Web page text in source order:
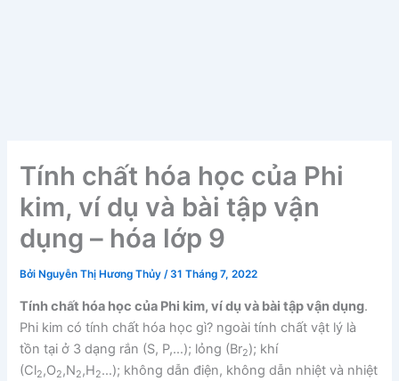
Tính chất hóa học của Phi
kim, ví dụ và bài tập vận
dụng – hóa lớp 9
Bởi Nguyễn Thị Hương Thủy/31 Tháng 7, 2022
Tính chất hóa học của Phi kim, ví dụ và bài tập vận dụng.
Phi kim có tính chất hóa học gì? ngoài tính chất vật lý là
tồn tại ở 3 dạng rắn (S, P,…); lỏng (Br2); khí
(Cl2,O2,N2,H2…); không dẫn điện, không dẫn nhiệt và nhiệt